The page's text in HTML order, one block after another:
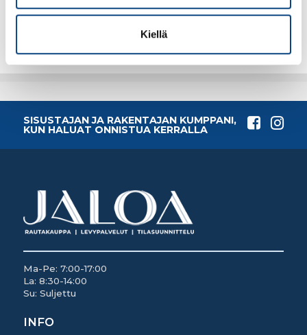
Kiellä
SISUSTAJAN JA RAKENTAJAN KUMPPANI,
KUN HALUAT ONNISTUA KERRALLA
Ma-Pe: 7:00-17:00
La: 8:30-14:00
Su: Suljettu
INFO